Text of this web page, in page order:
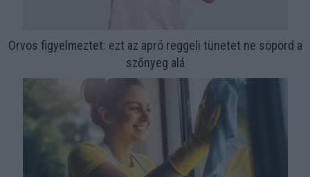
Orvos figyelmeztet: ezt az apró reggeli tünetet ne söpörd a
szőnyeg alá